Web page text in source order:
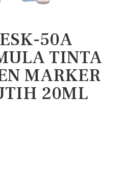
50A
TINTA
MARKER
20ML